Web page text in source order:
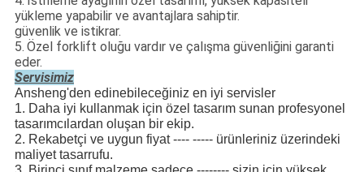
yükleme yapabilir ve avantajlara sahiptir.
güvenlik ve istikrar.
5. Özel forklift oluğu vardır ve çalışma güvenliğini garanti
eder.
Servisimiz
Ansheng'den edinebileceğiniz en iyi servisler
1. Daha iyi kullanmak için özel tasarım sunan profesyonel
tasarımcılardan oluşan bir ekip.
2. Rekabetçi ve uygun fiyat ---- ----- ürünleriniz üzerindeki
maliyet tasarrufu.